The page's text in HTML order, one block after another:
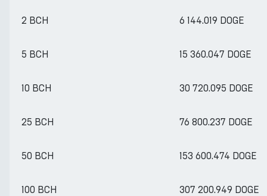
2 BCH 6 144.019 DOGE
5 BCH 15 360.047 DOGE
10 BCH 30 720.095 DOGE
25 BCH 76 800.237 DOGE
50 BCH 153 600.474 DOGE
100 BCH 307 200.949 DOGE